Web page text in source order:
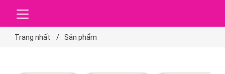
Trang nhất Sản phẩm